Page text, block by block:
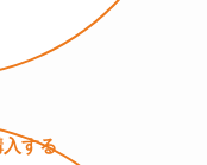
する